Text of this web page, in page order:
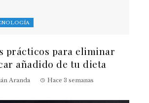
prácticos para eliminar
añadido de tu dieta
Aranda Hace 3 semanas